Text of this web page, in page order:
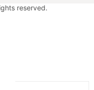
reserved.